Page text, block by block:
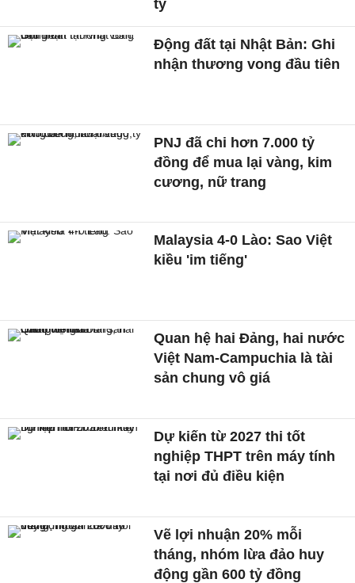
tỷ
Động đất tại Nhật Bản: Ghi
nhận thương vong đầu tiên
PNJ đã chi hơn 7.000 tỷ
đồng để mua lại vàng, kim
cương, nữ trang
Malaysia 4-0 Lào: Sao Việt
kiều 'im tiếng'
Quan hệ hai Đảng, hai nước
Việt Nam-Campuchia là tài
sản chung vô giá ​
Dự kiến từ 2027 thi tốt
nghiệp THPT trên máy tính
tại nơi đủ điều kiện
Vẽ lợi nhuận 20% mỗi
tháng, nhóm lừa đảo huy
động gần 600 tỷ đồng